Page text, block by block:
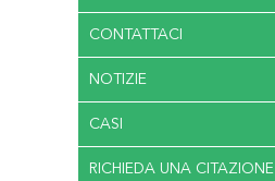
CONTATTACI
NOTIZIE
CASI
RICHIEDA UNA CITAZIONE